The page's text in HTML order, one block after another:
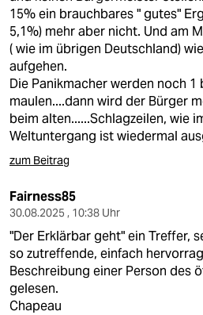
15% ein brauchbares " gutes"
5,1%) mehr aber nicht. Und am
( wie im übrigen Deutschland)
aufgehen.
Die Panikmacher werden noch 1
maulen....dann wird der Bürger
beim alten......Schlagzeilen, wie
Weltuntergang ist wiedermal
zum Beitrag
Fairness85
30.08.2025 , 10:38 Uhr
"Der Erklärbar geht" ein Treffer,
so zutreffende, einfach
Beschreibung einer Person des
gelesen.
Chapeau